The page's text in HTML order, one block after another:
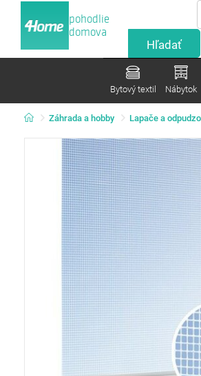
pohodlie
domova
Bytový textil Nábytok
Záhrada a hobby Lapače a